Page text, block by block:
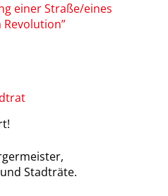
einer Straße/eines
Stadträte.